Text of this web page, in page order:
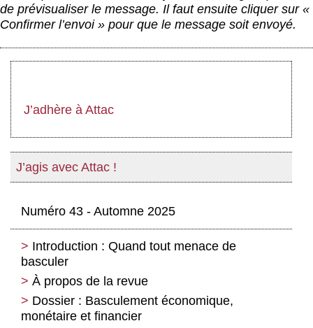
de prévisualiser le message. Il faut ensuite cliquer sur «
Confirmer l’envoi » pour que le message soit envoyé.
J’adhère à Attac
J’agis avec Attac !
Numéro 43 - Automne 2025
Introduction : Quand tout menace de
basculer
À propos de la revue
Dossier : Basculement économique,
monétaire et financier